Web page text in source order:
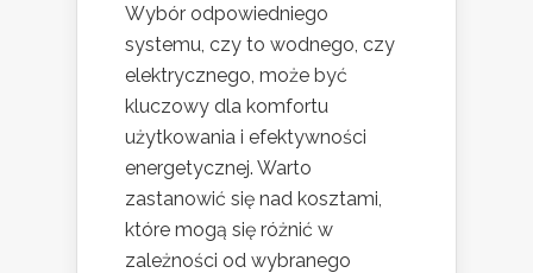
Wybór odpowiedniego
systemu, czy to wodnego, czy
elektrycznego, może być
kluczowy dla komfortu
użytkowania i efektywności
energetycznej. Warto
zastanowić się nad kosztami,
które mogą się różnić w
zależności od wybranego